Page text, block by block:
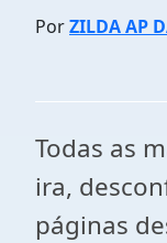
PorZILDA AP
Todas as
ira,
páginas